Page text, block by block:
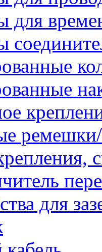
для
для